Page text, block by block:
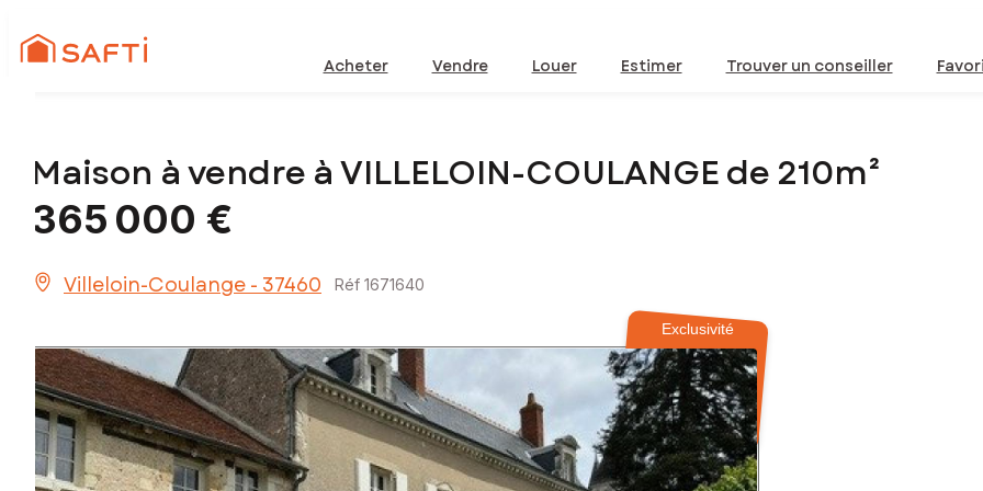
Acheter Vendre Louer Estimer Trouver un conseiller
Maison à vendre à VILLELOIN-COULANGE de 210m²
365 000 €
Villeloin-Coulange - 37460 Réf 1671640
Exclusivité